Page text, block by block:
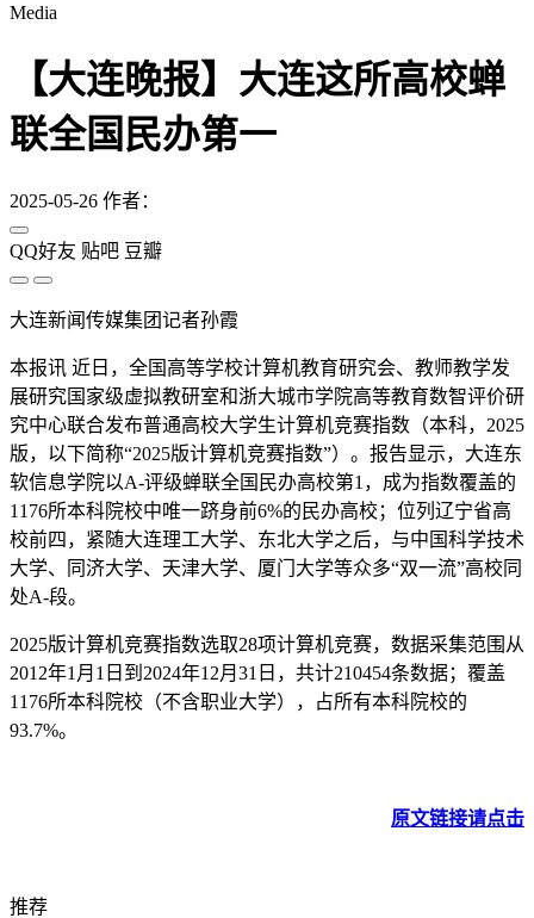
Media
【大连晚报】大连这所高校蝉
联全国民办第一
2025-05-26 作者：
QQ好友 贴吧 豆瓣
大连新闻传媒集团记者孙霞
本报讯 近日，全国高等学校计算机教育研究会、教师教学发
展研究国家级虚拟教研室和浙大城市学院高等教育数智评价研
究中心联合发布普通高校大学生计算机竞赛指数（本科，2025
版，以下简称“2025版计算机竞赛指数”）。报告显示，大连东
软信息学院以A-评级蝉联全国民办高校第1，成为指数覆盖的
1176所本科院校中唯一跻身前6%的民办高校；位列辽宁省高
校前四，紧随大连理工大学、东北大学之后，与中国科学技术
大学、同济大学、天津大学、厦门大学等众多“双一流”高校同
处A-段。
2025版计算机竞赛指数选取28项计算机竞赛，数据采集范围从
2012年1月1日到2024年12月31日，共计210454条数据；覆盖
1176所本科院校（不含职业大学），占所有本科院校的
93.7%。
原文链接请点击
推荐